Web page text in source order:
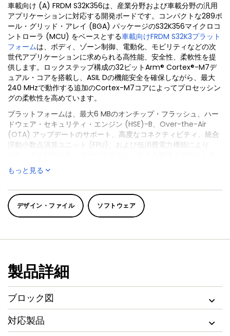
車載向け (A) FRDM S32K356は、産業分野および車載分野の汎用
アプリケーションに対応する開発ボードです。コンパクトな289ボ
ール・グリッド・アレイ (BGA) パッケージのS32K356マイクロコ
ントローラ (MCU) をベースとする車載向けFRDM S32K3プラット
フォームは、ボディ、ゾーン制御、電動化、モビリティなどの次
世代アプリケーションに求められる高性能、安全性、柔軟性を提
供します。ロックステップ構成の32ビットArm® Cortex®-M7デ
ュアル・コアを搭載し、ASIL Dの機能安全を確保しながら、最大
240 MHzで動作する追加のCortex-M7コアによってプロセッシン
グの柔軟性を高めています。
プラットフォームは、最大6 MBのオンチップ・フラッシュ、ハー
ドウェア・セキュリティ・エンジン (HSE)-B、Over-the-Air
(OTA) アップデートのサポート、高度なコネクティビティ、統合
浮動小数点演算ユニット (FPU)、および低消費電力機能により、
す。
準ベースのフォーム・ファクタを備え、アプリケーションの迅速
なプロトタイプ作成やデモのための幅広い拡張ボード・オプショ
ンを提供します。
もっと見る
デザイン・ファイル ソフトウェア
製品詳細
ブロック図
対応製品